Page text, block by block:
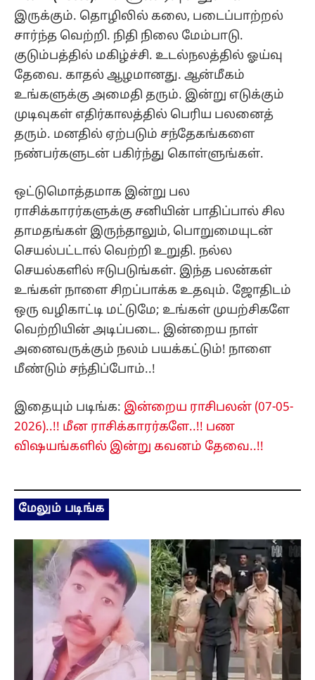
இருக்கும். தொழிலில் கலை, படைப்பாற்றல்
சார்ந்த வெற்றி. நிதி நிலை மேம்பாடு.
குடும்பத்தில் மகிழ்ச்சி. உடல்நலத்தில் ஓய்வு
தேவை. காதல் ஆழமானது. ஆன்மீகம்
உங்களுக்கு அமைதி தரும். இன்று எடுக்கும்
முடிவுகள் எதிர்காலத்தில் பெரிய பலனைத்
தரும். மனதில் ஏற்படும் சந்தேகங்களை
நண்பர்களுடன் பகிர்ந்து கொள்ளுங்கள்.
ஒட்டுமொத்தமாக இன்று பல
ராசிக்காரர்களுக்கு சனியின் பாதிப்பால் சில
தாமதங்கள் இருந்தாலும், பொறுமையுடன்
செயல்பட்டால் வெற்றி உறுதி. நல்ல
செயல்களில் ஈடுபடுங்கள். இந்த பலன்கள்
உங்கள் நாளை சிறப்பாக்க உதவும். ஜோதிடம்
ஒரு வழிகாட்டி மட்டுமே; உங்கள் முயற்சிகளே
வெற்றியின் அடிப்படை. இன்றைய நாள்
அனைவருக்கும் நலம் பயக்கட்டும்! நாளை
மீண்டும் சந்திப்போம்..!
இதையும் படிங்க: இன்றைய ராசிபலன் (07-05-
2026)..!! மீன ராசிக்காரர்களே..!! பண
விஷயங்களில் இன்று கவனம் தேவை..!!
மேலும் படிங்க